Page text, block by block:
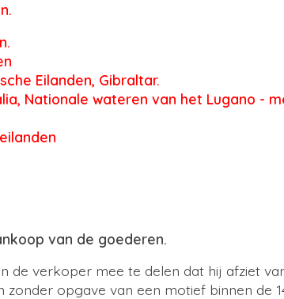
Eilanden, Gibraltar.
Nationale wateren van het Lugano -
van de goederen.
de verkoper mee te delen dat hij afziet
opgave van een motief binnen de